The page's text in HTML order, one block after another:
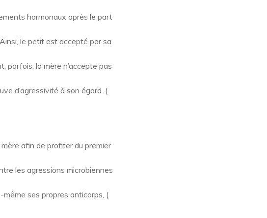
hormonaux après le part
le petit est accepté par sa
parfois, la mère n’accepte pas
d’agressivité à son égard. (
afin de profiter du premier
les agressions microbiennes
ses propres anticorps, (